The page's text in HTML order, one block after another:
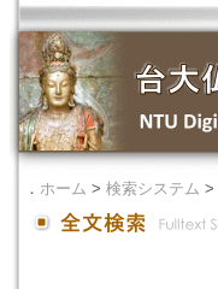
． ホーム > 検索システム >